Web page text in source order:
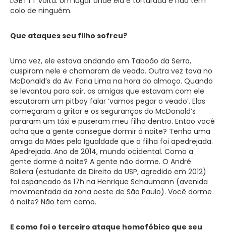
colo de ninguém.
Que ataques seu filho sofreu?
Uma vez, ele estava andando em Taboão da Serra,
cuspiram nele e chamaram de veado. Outra vez tava no
McDonald’s da Av. Faria Lima na hora do almoço. Quando
se levantou para sair, as amigas que estavam com ele
escutaram um pitboy falar ‘vamos pegar o veado’. Elas
começaram a gritar e os seguranças do McDonald’s
pararam um táxi e puseram meu filho dentro. Então você
acha que a gente consegue dormir à noite? Tenho uma
amiga da Mães pela Igualdade que a filha foi apedrejada.
Apedrejada. Ano de 2014, mundo ocidental. Como a
gente dorme à noite? A gente não dorme. O André
Baliera (estudante de Direito da USP, agredido em 2012)
foi espancado às 17h na Henrique Schaumann (avenida
movimentada da zona oeste de São Paulo). Você dorme
à noite? Não tem como.
E como foi o terceiro ataque homofóbico que seu